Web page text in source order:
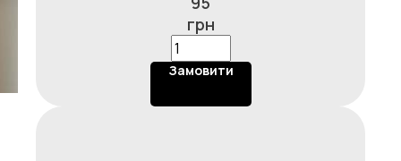
грн
Замовити